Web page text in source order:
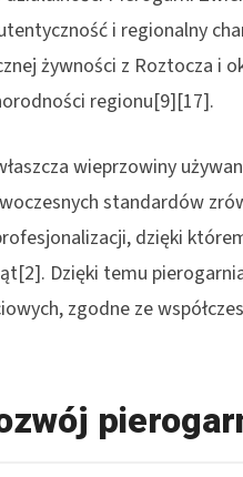
i regionalny
żywności z Roztocza i
regionu[9][17].
wieprzowiny
standardów
dzięki
Dzięki temu
zgodne ze